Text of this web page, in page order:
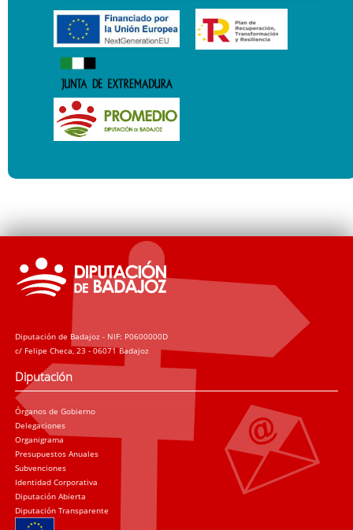
Diputación de Badajoz - NIF: P0600000D
c/ Felipe Checa, 23 - 06071 Badajoz
Diputación
Órganos de Gobierno
Delegaciones
Organigrama
Presupuestos Anuales
Subvenciones
Identidad Corporativa
Diputación Abierta
Diputación Transparente